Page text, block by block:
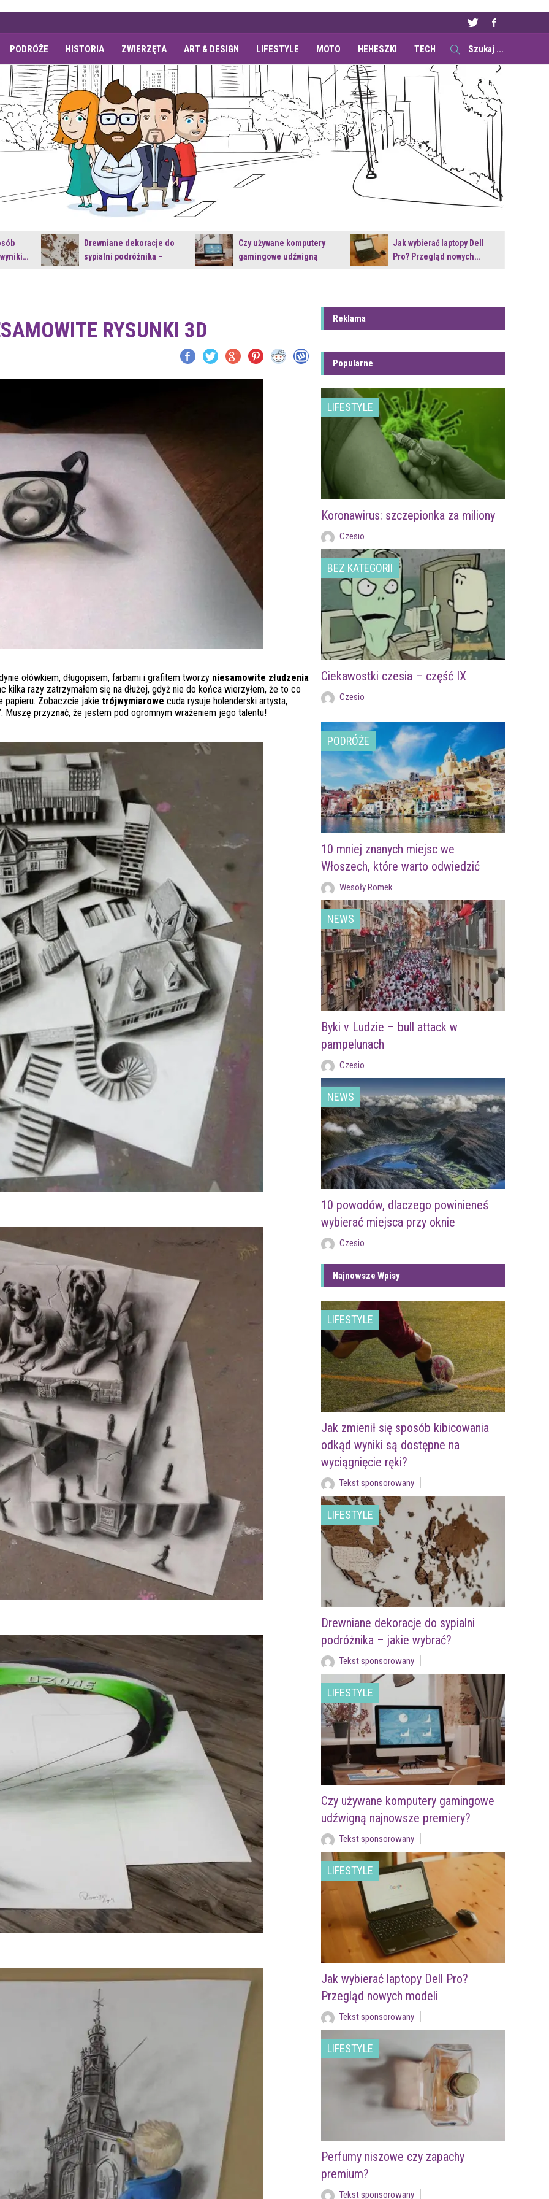
PODRÓŻE HISTORIA ZWIERZĘTA ART & DESIGN LIFESTYLE MOTO HEHESZKI TECH
Drewniane dekoracje do
sypialni podróżnika –
Czy używane komputery
gamingowe udźwigną
Jak wybierać laptopy Dell
Pro? Przegląd nowych…
RYSUNKI 3D
ołówkiem, długopisem, farbami i grafitem tworzy niesamowite złudzenia
razy zatrzymałem się na dłużej, gdyż nie do końca wierzyłem, że to co
papieru. Zobaczcie jakie trójwymiarowe cuda rysuje holenderski artysta,
Muszę przyznać, że jestem pod ogromnym wrażeniem jego talentu!
Reklama
Popularne
LIFESTYLE
Koronawirus: szczepionka za miliony
Czesio
BEZ KATEGORII
Ciekawostki czesia – część IX
Czesio
PODRÓŻE
10 mniej znanych miejsc we
Włoszech, które warto odwiedzić
Wesoły Romek
NEWS
Byki v Ludzie – bull attack w
pampelunach
Czesio
NEWS
10 powodów, dlaczego powinieneś
wybierać miejsca przy oknie
Czesio
Najnowsze Wpisy
LIFESTYLE
Jak zmienił się sposób kibicowania
odkąd wyniki są dostępne na
wyciągnięcie ręki?
Tekst sponsorowany
LIFESTYLE
Drewniane dekoracje do sypialni
podróżnika – jakie wybrać?
Tekst sponsorowany
LIFESTYLE
Czy używane komputery gamingowe
udźwigną najnowsze premiery?
Tekst sponsorowany
LIFESTYLE
Jak wybierać laptopy Dell Pro?
Przegląd nowych modeli
Tekst sponsorowany
LIFESTYLE
Perfumy niszowe czy zapachy
premium?
Tekst sponsorowany